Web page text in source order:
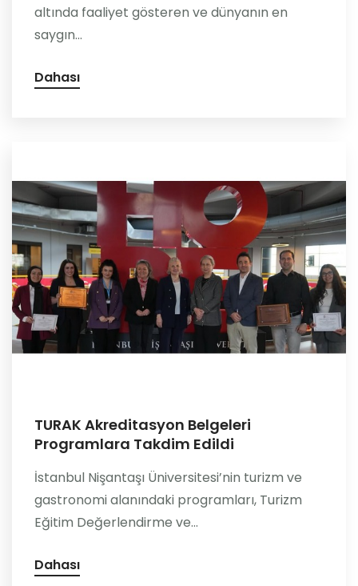
altında faaliyet gösteren ve dünyanın en
saygın...
Dahası
TURAK Akreditasyon Belgeleri
Programlara Takdim Edildi
İstanbul Nişantaşı Üniversitesi’nin turizm ve
gastronomi alanındaki programları, Turizm
Eğitim Değerlendirme ve...
Dahası